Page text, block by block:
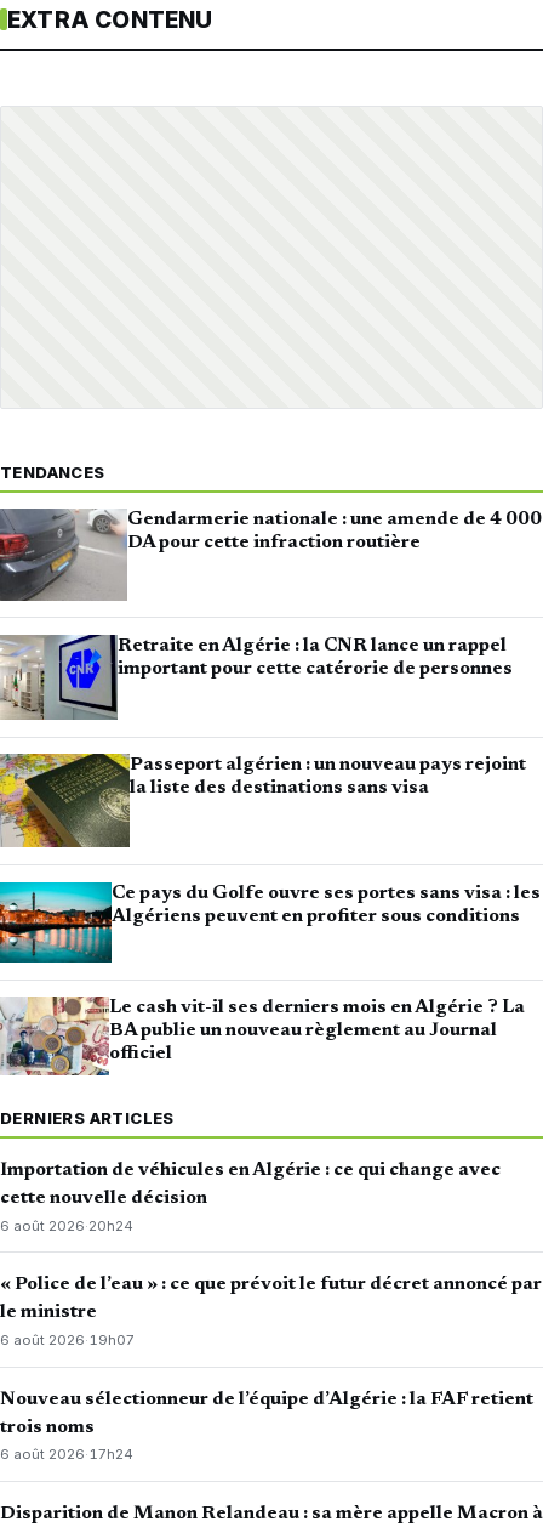
EXTRA CONTENU
TENDANCES
Gendarmerie nationale : une amende de 4 000
DA pour cette infraction routière
Retraite en Algérie : la CNR lance un rappel
important pour cette catérorie de personnes
Passeport algérien : un nouveau pays rejoint
la liste des destinations sans visa
Ce pays du Golfe ouvre ses portes sans visa : les
Algériens peuvent en profiter sous conditions
Le cash vit-il ses derniers mois en Algérie ? La
BA publie un nouveau règlement au Journal
officiel
DERNIERS ARTICLES
Importation de véhicules en Algérie : ce qui change avec
cette nouvelle décision
6 août 2026·20h24
« Police de l’eau » : ce que prévoit le futur décret annoncé par
le ministre
6 août 2026·19h07
Nouveau sélectionneur de l’équipe d’Algérie : la FAF retient
trois noms
6 août 2026·17h24
Disparition de Manon Relandeau : sa mère appelle Macron à